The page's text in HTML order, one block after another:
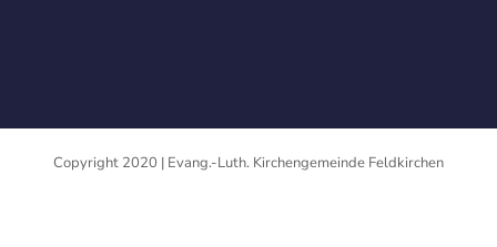
Copyright 2020 | Evang.-Luth. Kirchengemeinde Feldkirchen